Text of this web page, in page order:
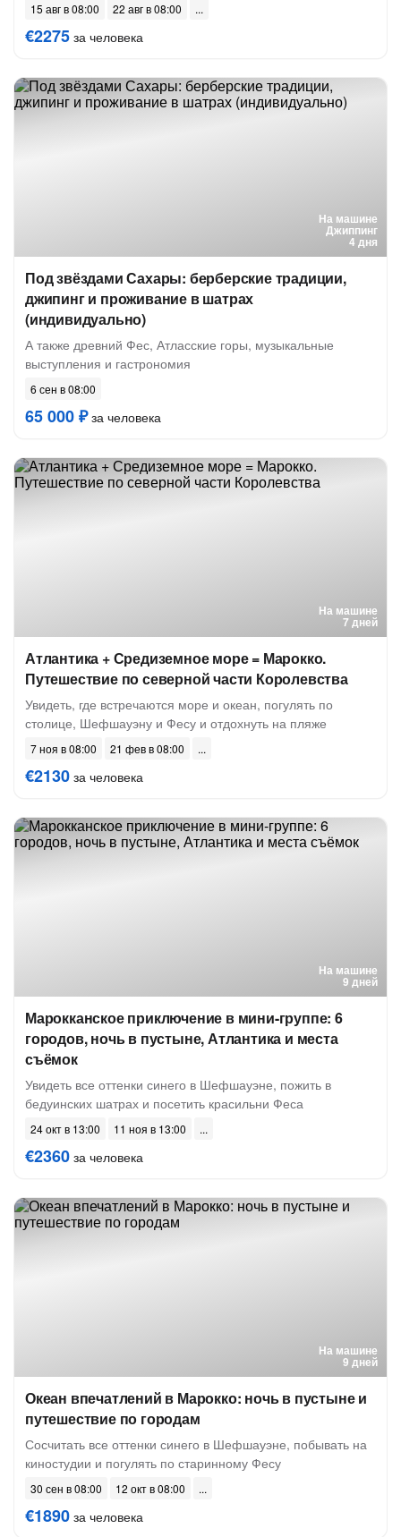
15 авг в 08:00 22 авг в 08:00
€2275 за человека
На машине
Джиппинг
4 дня
Под звёздами Сахары: берберские традиции,
джипинг и проживание в шатрах
(индивидуально)
А также древний Фес, Атласские горы, музыкальные
выступления и гастрономия
6 сен в 08:00
65 000 ₽за человека
На машине
7 дней
Атлантика + Средиземное море = Марокко.
Путешествие по северной части Королевства
Увидеть, где встречаются море и океан, погулять по
столице, Шефшауэну и Фесу и отдохнуть на пляже
7 ноя в 08:00 21 фев в 08:00
€2130 за человека
На машине
9 дней
Марокканское приключение в мини-группе: 6
городов, ночь в пустыне, Атлантика и места
съёмок
Увидеть все оттенки синего в Шефшауэне, пожить в
бедуинских шатрах и посетить красильни Феса
24 окт в 13:00 11 ноя в 13:00
€2360 за человека
На машине
9 дней
Океан впечатлений в Марокко: ночь в пустыне и
путешествие по городам
Сосчитать все оттенки синего в Шефшауэне, побывать на
киностудии и погулять по старинному Фесу
30 сен в 08:00 12 окт в 08:00
€1890 за человека